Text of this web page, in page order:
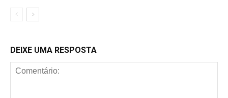
DEIXE UMA RESPOSTA